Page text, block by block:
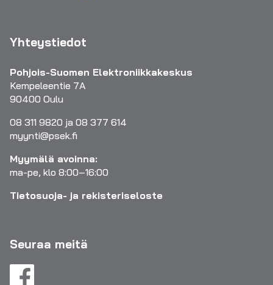
Yhteystiedot
Pohjois-Suomen Elektroniikkakeskus
Kempeleentie 7A
90400 Oulu
08 311 9820 ja 08 377 614
myynti@psek.fi
Myymälä avoinna:
ma-pe, klo 8:00–16:00
Tietosuoja- ja rekisteriseloste
Seuraa meitä